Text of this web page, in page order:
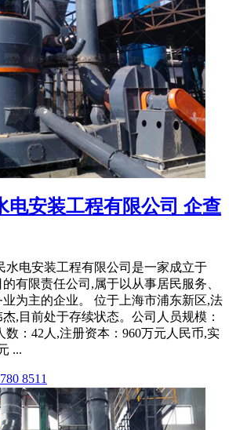
电安装工程有限公司 企查
水电安装工程有限公司是⼀家成⽴于
的有限责任公司,属于以从事居民服务、
为主的企业。 位于上海市浦东新区,法
,目前处于存续状态。公司人员规模：
数：42人,注册资本：960万元人民币,实
...
8511